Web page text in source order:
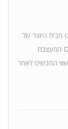
מבית היוצר של
פרוייקט אותות בעיצובה של Diora jewelry design המעצבת
התכשיט לאחר